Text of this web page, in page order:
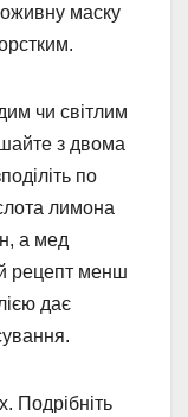
маску
чи світлим
з двома
по
лимона
а мед
рецепт менш
дає
Подрібніть